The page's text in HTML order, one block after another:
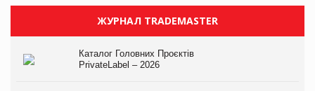
ЖУРНАЛ TRADEMASTER
Каталог Головних Проєктів
PrivateLabel – 2026